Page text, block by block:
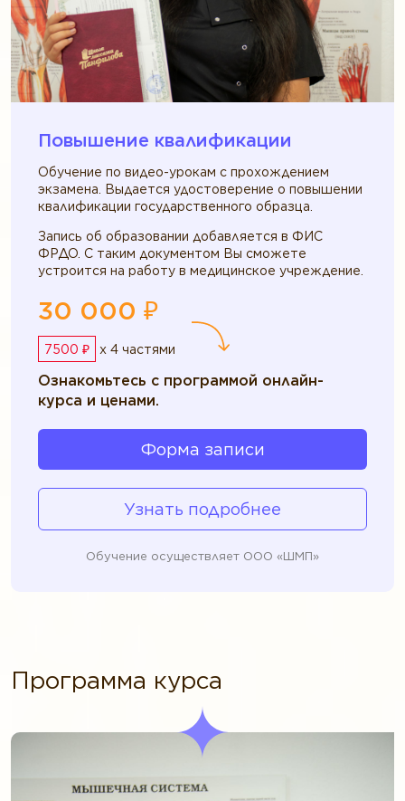
Повышение квалификации
Обучение по видео-урокам с прохождением
экзамена. Выдается удостоверение о повышении
квалификации государственного образца.
Запись об образовании добавляется в ФИС
ФРДО. С таким документом Вы сможете
устроится на работу в медицинское учреждение.
30 000 ₽
7500 ₽ x 4 частями
Ознакомьтесь с программой онлайн-
курса и ценами.
Форма записи
Узнать подробнее
Обучение осуществляет ООО «ШМП»
Программа курса